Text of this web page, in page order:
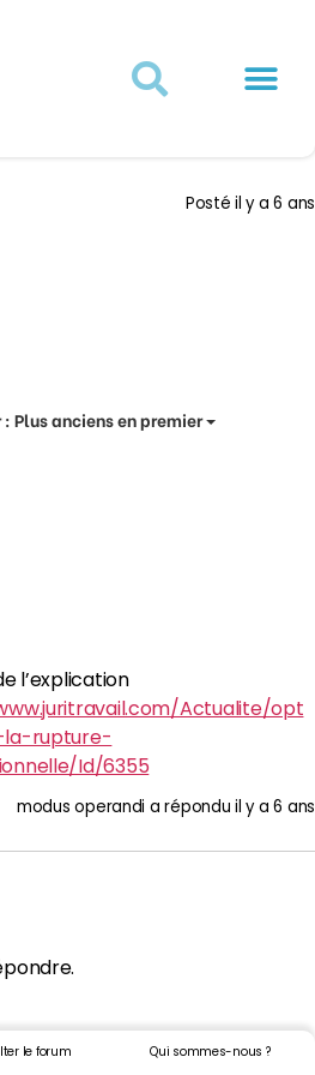
Postéil y a 6 ans
:Plus anciens en premier
l’explication
Actualite/opt
rupture-
Id/6355
modus operandi a réponduil y a 6 ans
le forum
Qui sommes-nous ?